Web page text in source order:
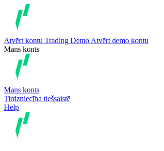
Atvērt kontu Trading Demo Atvērt demo kontu
Mans konts
Mans konts
Tirdzniecība tiešsaistē
Help